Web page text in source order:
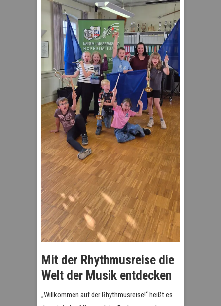
Mit der Rhythmusreise die
Welt der Musik entdecken
„Willkommen auf der Rhythmusreise!“ heißt es